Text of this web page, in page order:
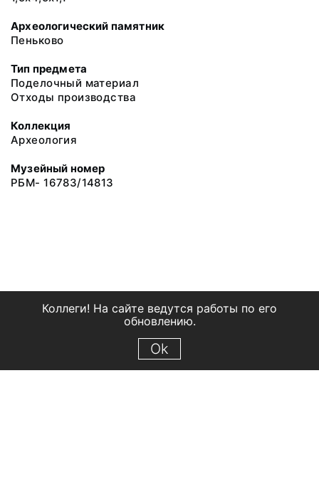
Археологический памятник
Пеньково
Тип предмета
Поделочный материал
Отходы производства
Коллекция
Археология
Музейный номер
РБМ- 16783/14813
Коллеги! На сайте ведутся работы по его
обновлению.
Ok